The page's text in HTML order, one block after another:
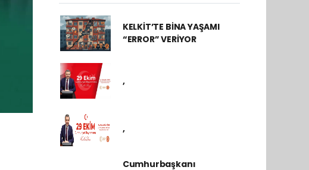
KELKİT’TE BİNA YAŞAMI
“ERROR” VERİYOR
,
,
Cumhurbaşkanı